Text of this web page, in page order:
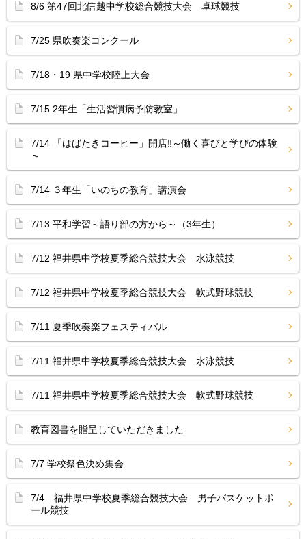
8/6 第47回北信越中学校総合競技大会 卓球競技
7/25 県吹奏楽コンクール
7/18・19 県中学校陸上大会
7/15 2年生「生活習慣病予防教室」
7/14 「はばたきコーヒー」開店‼︎～働く喜びと学びの体験
～
7/14 ３年生「いのちの教育」講演会
7/13 平和学習～語り部の方から～（3年生）
7/12 福井県中学校夏季総合競技大会 水泳競技
7/12 福井県中学校夏季総合競技大会 軟式野球競技
7/11 夏季吹奏楽フェスティバル
7/11 福井県中学校夏季総合競技大会 水泳競技
7/11 福井県中学校夏季総合競技大会 軟式野球競技
教育図書を贈呈していただきました
7/7 学校祭色決め集会
7/4 福井県中学校夏季総合競技大会 男子バスケットボ
ール競技